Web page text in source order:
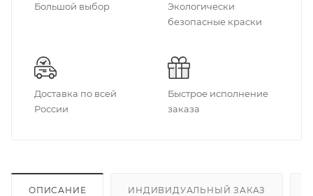
Большой выбор
Экологически
безопасные краски
Доставка по всей
России
Быстрое исполнение
заказа
ОПИСАНИЕ ИНДИВИДУАЛЬНЫЙ ЗАКАЗ